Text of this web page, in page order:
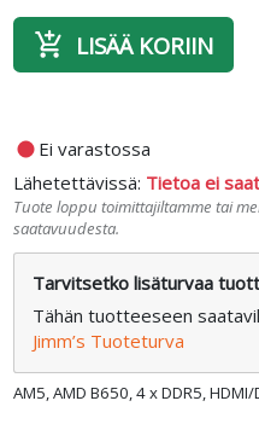
AM5, AMD B650, 4 x DDR5, HDMI/
add_shopping_cart LISÄÄ KORIIN
fiber_manual_record Ei varastossa
Lähetettävissä: Tietoa ei
Tuote loppu toimittajiltamme tai
saatavuudesta.
Tarvitsetko lisäturvaa
Tähän tuotteeseen
Jimm’s Tuoteturva